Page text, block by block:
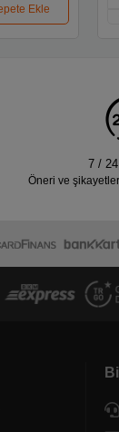
Ekle
7 /
Öneri ve